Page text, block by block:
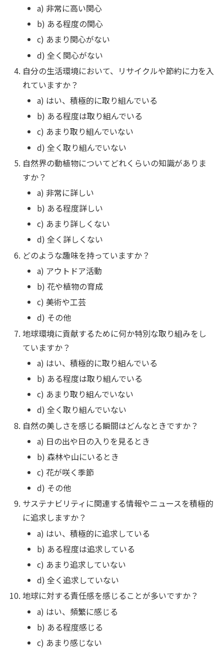
a) 非常に高い関心
b) ある程度の関心
c) あまり関心がない
d) 全く関心がない
自分の生活環境において、リサイクルや節約に力を入
れていますか？
a) はい、積極的に取り組んでいる
b) ある程度は取り組んでいる
c) あまり取り組んでいない
d) 全く取り組んでいない
自然界の動植物についてどれくらいの知識がありま
すか？
a) 非常に詳しい
b) ある程度詳しい
c) あまり詳しくない
d) 全く詳しくない
どのような趣味を持っていますか？
a) アウトドア活動
b) 花や植物の育成
c) 美術や工芸
d) その他
地球環境に貢献するために何か特別な取り組みをし
ていますか？
a) はい、積極的に取り組んでいる
b) ある程度は取り組んでいる
c) あまり取り組んでいない
d) 全く取り組んでいない
自然の美しさを感じる瞬間はどんなときですか？
a) 日の出や日の入りを見るとき
b) 森林や山にいるとき
c) 花が咲く季節
d) その他
サステナビリティに関連する情報やニュースを積極的
に追求しますか？
a) はい、積極的に追求している
b) ある程度は追求している
c) あまり追求していない
d) 全く追求していない
地球に対する責任感を感じることが多いですか？
a) はい、頻繁に感じる
b) ある程度感じる
c) あまり感じない